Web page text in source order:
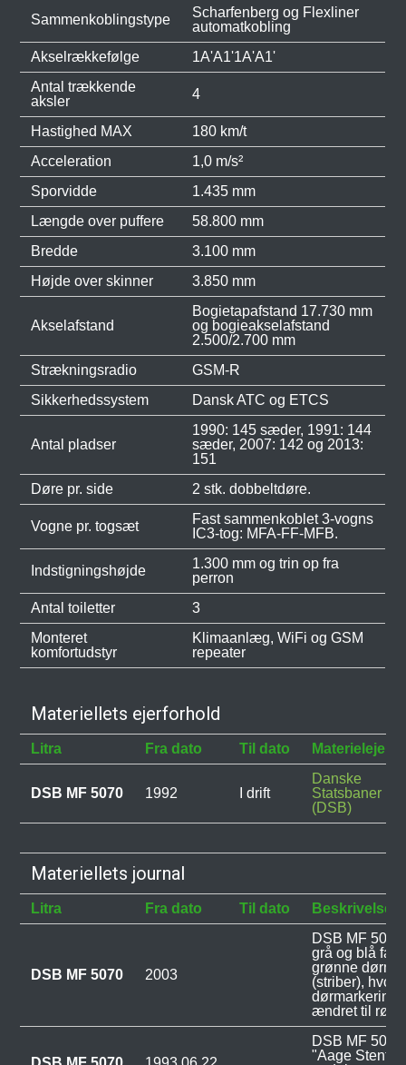
Sammenkoblingstype
Scharfenberg og Flexliner
automatkobling
Akselrækkefølge
1A'A1'1A'A1'
Antal trækkende
aksler
4
Hastighed MAX
180 km/t
Acceleration
1,0 m/s²
Sporvidde
1.435 mm
Længde over puffere
58.800 mm
Bredde
3.100 mm
Højde over skinner
3.850 mm
Akselafstand
Bogietapafstand 17.730 mm
og bogieakselafstand
2.500/2.700 mm
Strækningsradio
GSM-R
Sikkerhedssystem
Dansk ATC og ETCS
Antal pladser
1990: 145 sæder, 1991: 144
sæder, 2007: 142 og 2013:
151
Døre pr. side
2 stk. dobbeltdøre.
Vogne pr. togsæt
Fast sammenkoblet 3-vogns
IC3-tog: MFA-FF-MFB.
Indstigningshøjde
1.300 mm og trin op fra
perron
Antal toiletter
3
Monteret
komfortudstyr
Klimaanlæg, WiFi og GSM
repeater
Materiellets ejerforhold
Litra Fra dato Til dato Materielejer
DSB MF 5070 1992 I drift
Danske
Statsbaner
(DSB)
Materiellets journal
Litra Fra dato Til dato Beskrivelse
DSB MF 5070 2003
DSB MF
grå og blå
grønne
(striber), hvor
ændret til
DSB MF
"Aage